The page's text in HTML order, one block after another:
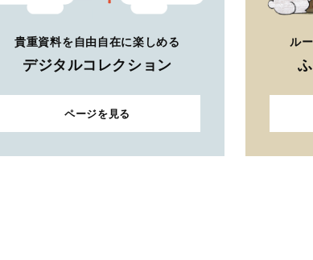
貴重資料を自由自在に楽しめる
デジタルコレクション
ページを見る
ル